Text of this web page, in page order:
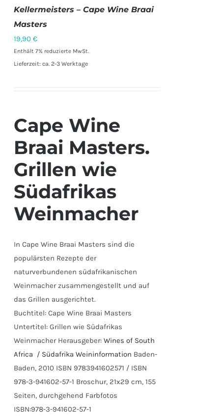
IN DEN
/
DETAILS
Kellermeisters – Cape Wine Braai
Masters
19,90€
Enthält 7% reduzierte MwSt.
Lieferzeit: ca. 2-3 Werktage
Cape Wine
Braai Masters.
Grillen wie
Südafrikas
Weinmacher
In Cape Wine Braai Masters sind die
populärsten Rezepte der
naturverbundenen südafrikanischen
Weinmacher zusammengestellt und auf
das Grillen ausgerichtet.
Buchtitel: Cape Wine Braai Masters
Untertitel: Grillen wie Südafrikas
Weinmacher Herausgeber:Wines of South
Africa / Südafrika Weininformation Baden-
Baden, 2010 ISBN 9783941602571 / ISBN
978-3-941602-57-1 Broschur, 21x29 cm, 155
Seiten, durchgehend Farbfotos
ISBN:978-3-941602-57-1